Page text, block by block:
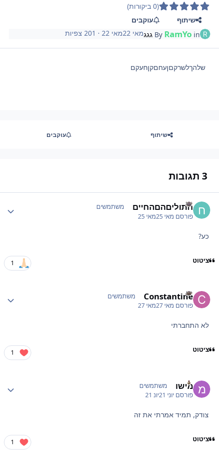
(0 ביקורות)
שיתוף
עוקבים
By RamYoin גגגמאי 22 מאי 22 · 201 צפיות
שלהךלשרקםןעחםקןחעקם
שיתוף עוקבים
3 תגובות
חתוליםהםהחיים משתמשים
פורסם מאי 25 מאי 25
כע?
ציטוט 1
Constantine משתמשים
פורסם מאי 27 מאי 27
לא התחברתי
ציטוט 1
מישו משתמשים
פורסםיוני 21 יונ 21
צודק, תמיד אמרתי את זה
ציטוט 1